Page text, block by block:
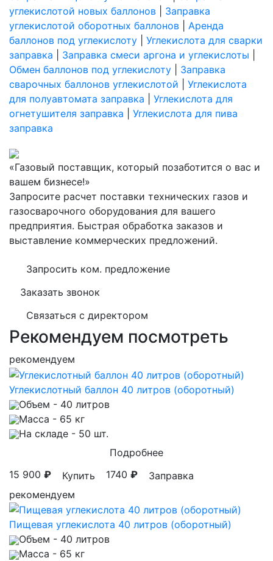
углекислотой новых баллонов
Заправка
углекислотой оборотных баллонов
Аренда
баллонов под углекислоту
Углекислота для сварки
заправка
Заправка смеси аргона и углекислоты
Обмен баллонов под углекислоту
Заправка
сварочных баллонов углекислотой
Углекислота
для полуавтомата заправка
Углекислота для
огнетушителя заправка
Углекислота для пива
заправка
«Газовый поставщик, который позаботится о вас и
вашем бизнесе!»
Запросите расчет поставки технических газов и
газосварочного оборудования для вашего
предприятия. Быстрая обработка заказов и
выставление коммерческих предложений.
Запросить ком. предложение
Заказать звонок
Связаться с директором
Рекомендуем посмотреть
рекомендуем
Углекислотный баллон 40 литров (оборотный)
Объем - 40 литров
Масса - 65 кг
На складе - 50 шт.
Подробнее
15 900 ₽ Купить 1740 ₽
Заправка
рекомендуем
Пищевая углекислота 40 литров (оборотный)
Объем - 40 литров
Масса - 65 кг